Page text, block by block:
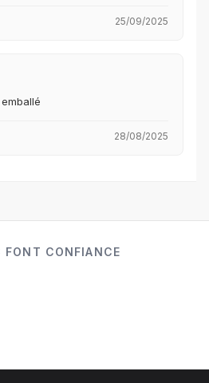
25/09/2025
28/08/2025
FONT CONFIANCE